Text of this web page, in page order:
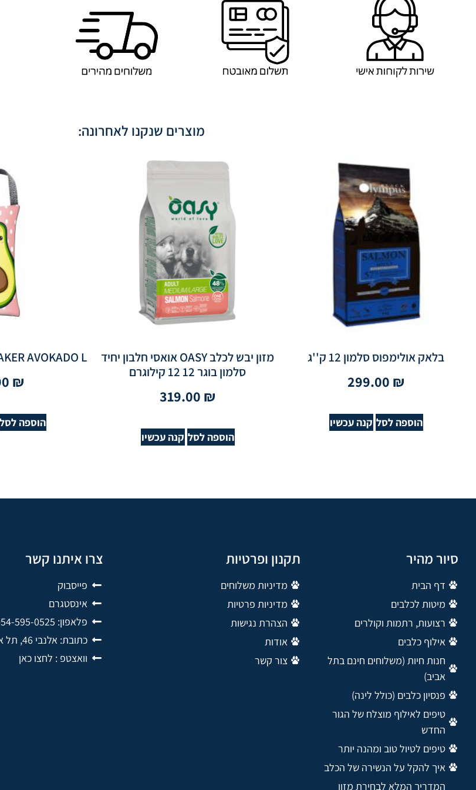
מוצרים שנקנו לאחרונה:
בלאק אולימפוס סלמון 12 ק''ג
299.00 ₪
הוספה לסל קנה עכשיו
מזון יבש לכלב OASY אואסי חלבון יחיד
סלמון בוגר 12 12 קילוגרם
319.00 ₪
הוספה לסל קנה עכשיו
AVOKADO L
₪
הוספה לסל
סיור מהיר
דף הבית
מיטות לכלבים
רצועות, רתמות וקולרים
אילוף כלבים
חנות חיות (משלוחים חינם בתל
אביב)
פנסיון כלבים (כולל לינה)
טיפים לאילוף מוצלח של הגור
החדש
טיפים לטיול טוב ומהנה יותר
איך להקל על הנשירה של הכלב
המדריך המלא לבחירת מזון
תקנון ופרטיות
מדיניות משלוחים
מדיניות פרטיות
הצהרת נגישות
אודות
צור קשר
צרו איתנו קשר
פייסבוק
אינסטגרם
פלאפון: 054-595-0525
כתובת: אלנבי 46, תל אביב
וואצטפ : לחצו כאן